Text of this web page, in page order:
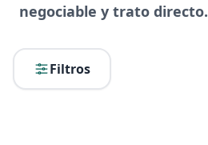
negociable y trato directo.
Filtros